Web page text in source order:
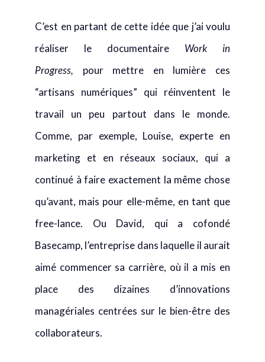
Progress,
pour mettre en lumière ces
travail un peu partout dans le monde.
Comme, par exemple, Louise, experte en
marketing et en réseaux sociaux, qui a
continué à faire exactement la même chose
qu’avant, mais pour elle-même, en tant que
Basecamp, l’entreprise dans laquelle il aurait
aimé commencer sa carrière, où il a mis en
place des dizaines d’innovations
managériales centrées sur le bien-être des
collaborateurs.
Le succès mondial de Basecamp témoigne